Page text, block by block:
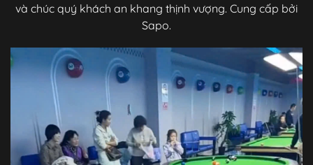
và chúc quý khách an khang thịnh vượng. Cung cấp bởi
Sapo.